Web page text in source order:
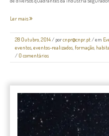
Ler mais
28 Outubro, 2014/ porcnpr@cnpr.pt/ em
eventos,eventos-realizados, formação,
/ 0 comentários